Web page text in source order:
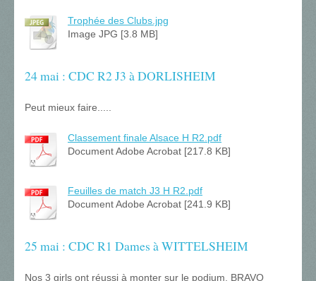
Trophée des Clubs.jpg
Image JPG [3.8 MB]
24 mai : CDC R2 J3 à DORLISHEIM
Peut mieux faire.....
Classement finale Alsace H R2.pdf
Document Adobe Acrobat [217.8 KB]
Feuilles de match J3 H R2.pdf
Document Adobe Acrobat [241.9 KB]
25 mai : CDC R1 Dames à WITTELSHEIM
Nos 3 girls ont réussi à monter sur le podium. BRAVO